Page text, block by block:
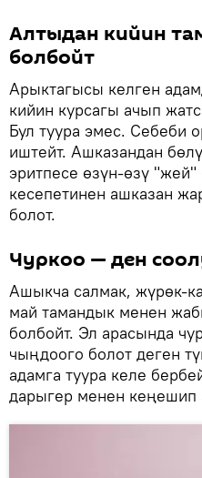
Алтыдан кийин
болбойт
Арыктагысы келген
кийин курсагы ачып
Бул туура эмес. Себеби
иштейт. Ашказандан
эритпесе өзүн-өзү
кесепетинен ашказан
болот.
Чуркоо — ден
Ашыкча салмак, жүрөк-
май тамандык менен
болбойт. Эл арасында
чыңдоого болот деген
адамга туура келе
дарыгер менен кеңешип